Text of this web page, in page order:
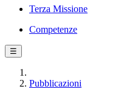
Terza Missione
Competenze
☰
Pubblicazioni